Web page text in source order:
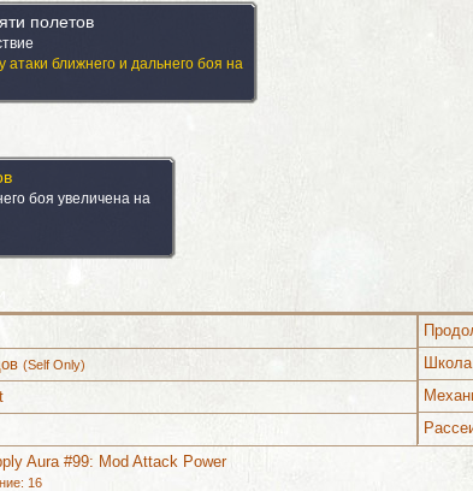
полетов
атаки ближнего и дальнего боя на
боя увеличена на
Школа
(Self Only)
Aura #99: Mod Attack Power
16
Комментарии Изображения